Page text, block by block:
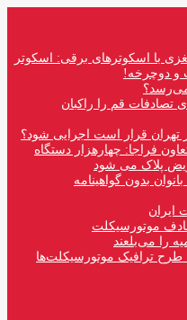
با اسکوترهای برقی: اسکوتر
و دوچرخه!
می‌رسد؟
فوتی‌های تصادفات قم را راکبان
تهران قرار است اجرایی شود؟
فراجا: چهارهزار دستگاه
پلاک می شود
بدون گواهینامه
ایران
موتورسیکلت
را می‌بلعند
طرح ترافیک موتورسیکلت‌ها